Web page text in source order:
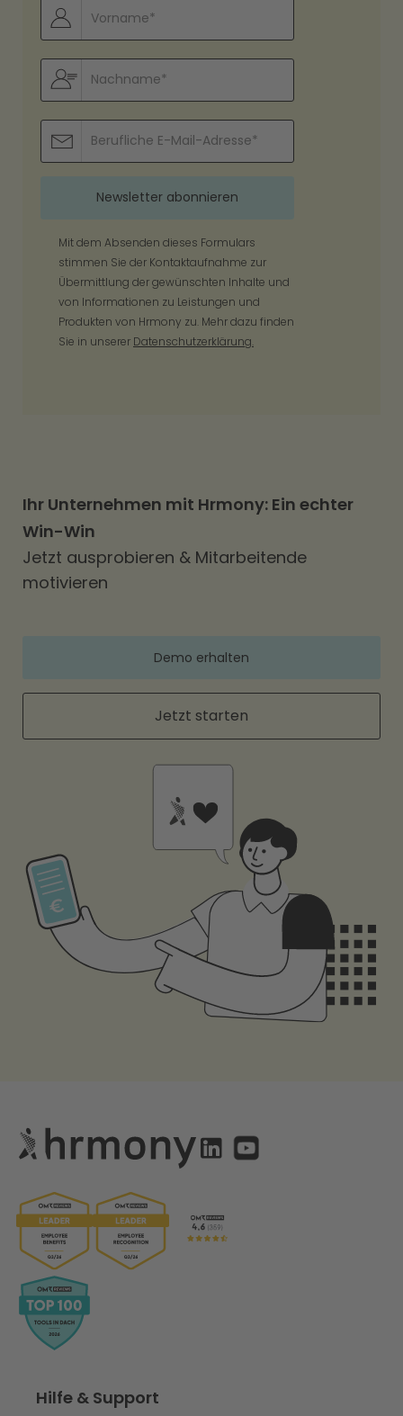
Mit dem Absenden dieses Formulars
stimmen Sie der Kontaktaufnahme zur
Übermittlung der gewünschten Inhalte und
von Informationen zu Leistungen und
Produkten von Hrmony zu. Mehr dazu finden
Sie in unserer Datenschutzerklärung.
Ihr Unternehmen mit Hrmony: Ein echter
Win-Win
Jetzt ausprobieren & Mitarbeitende
motivieren
Demo erhalten
Jetzt starten
Hilfe & Support